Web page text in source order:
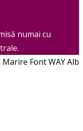
numai cu
Marire Font WAYAlb